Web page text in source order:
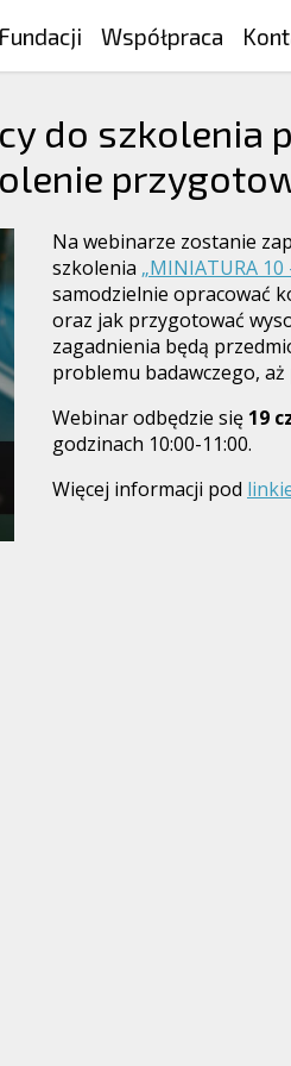
Współpraca
do szkolenia
Na webinarze zostanie
szkolenia „MINIATURA
samodzielnie opracować
oraz jak przygotować
zagadnienia będą
problemu badawczego,
Webinar odbędzie się 19
godzinach 10:00-11:00.
Więcej informacji pod